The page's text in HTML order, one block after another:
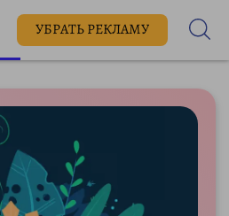
УБРАТЬ РЕКЛАМУ